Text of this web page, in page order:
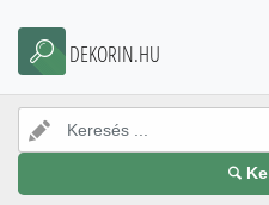
DEKORIN.HU